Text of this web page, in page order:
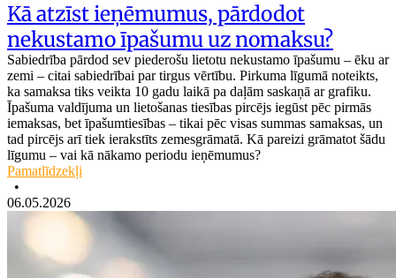
Kā atzīst ieņēmumus, pārdodot
nekustamo īpašumu uz nomaksu?
Sabiedrība pārdod sev piederošu lietotu nekustamo īpašumu – ēku ar
zemi – citai sabiedrībai par tirgus vērtību. Pirkuma līgumā noteikts,
ka samaksa tiks veikta 10 gadu laikā pa daļām saskaņā ar grafiku.
Īpašuma valdījuma un lietošanas tiesības pircējs iegūst pēc pirmās
iemaksas, bet īpašumtiesības – tikai pēc visas summas samaksas, un
tad pircējs arī tiek ierakstīts zemesgrāmatā. Kā pareizi grāmatot šādu
līgumu – vai kā nākamo periodu ieņēmumus?
Pamatlīdzekļi
•
06.05.2026